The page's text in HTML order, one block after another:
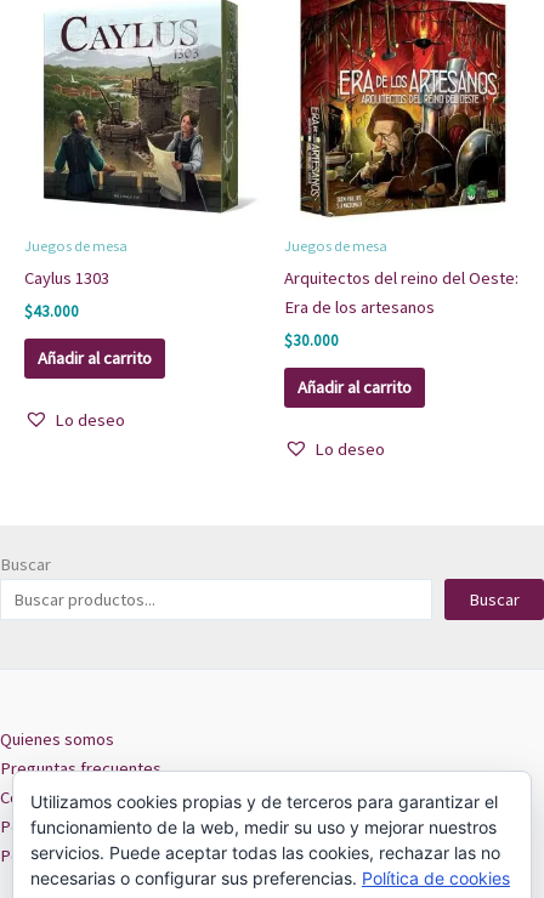
Juegos de mesa
Caylus 1303
$43.000
Añadir al carrito
Lo deseo
Juegos de mesa
Arquitectos del reino del Oeste:
Era de los artesanos
$30.000
Añadir al carrito
Lo deseo
Buscar
Buscar
Quienes somos
Preguntas frecuentes
Contacto
Políticas de privacidad
Políticas de cookies
Utilizamos cookies propias y de terceros para garantizar el
funcionamiento de la web, medir su uso y mejorar nuestros
servicios. Puede aceptar todas las cookies, rechazar las no
necesarias o configurar sus preferencias. Política de cookies